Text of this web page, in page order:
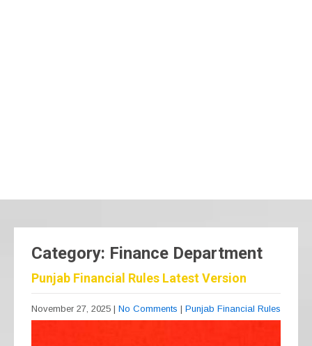
Category: Finance Department
Punjab Financial Rules Latest Version
November 27, 2025 | No Comments | Punjab Financial Rules